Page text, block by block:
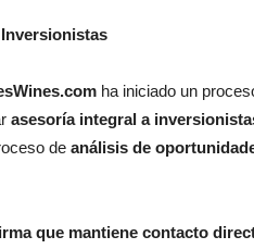
ha iniciado un
asesoría integral a
de análisis de
que mantiene contacto